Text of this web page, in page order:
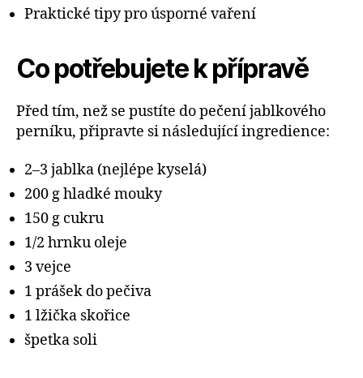
Praktické tipy pro úsporné vaření
Co potřebujete k přípravě
Před tím, než se pustíte do pečení jablkového
perníku, připravte si následující ingredience:
2–3 jablka (nejlépe kyselá)
200 g hladké mouky
150 g cukru
1/2 hrnku oleje
3 vejce
1 prášek do pečiva
1 lžička skořice
špetka soli